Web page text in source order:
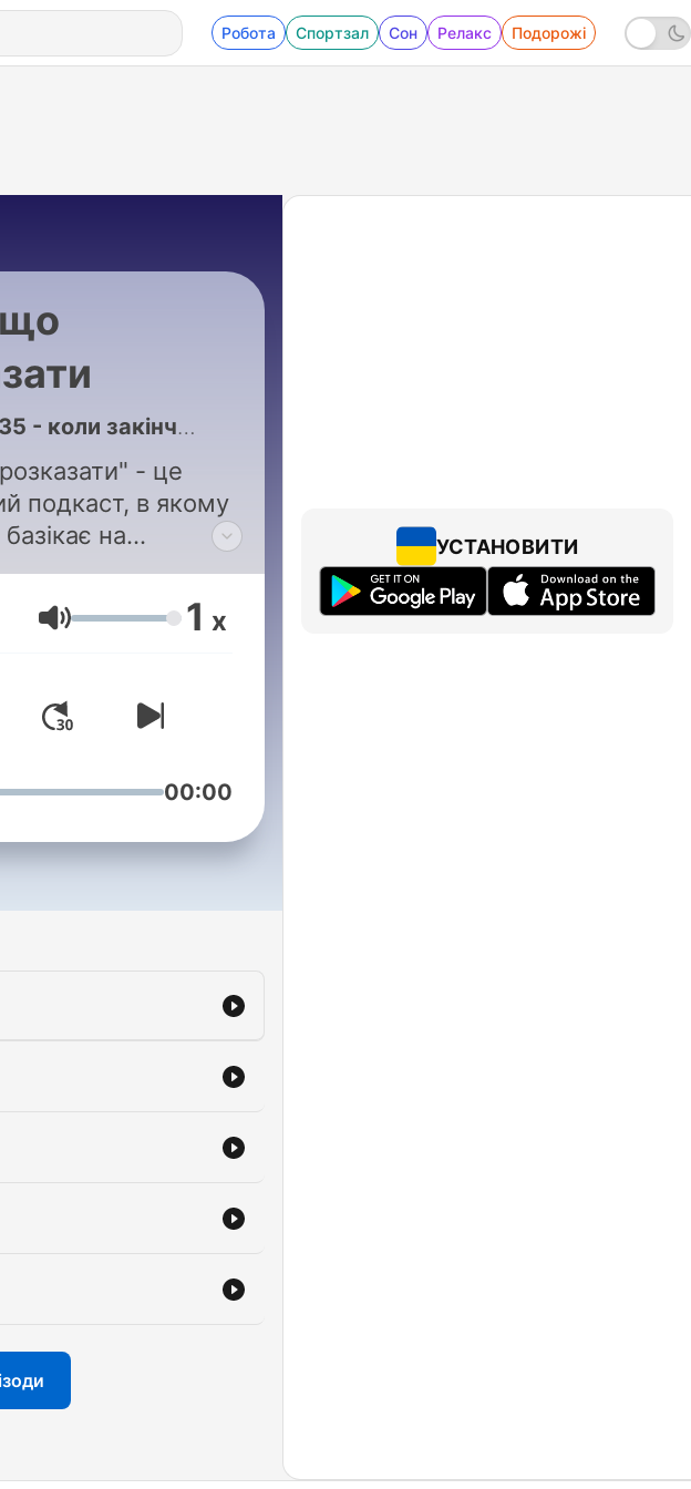
Робота Спортзал Сон Релакс Подорожі
35 - коли закінчиться гонка за крутістю
- це
подкаст, в якому
на
і не дуже теми, у
без будь-
в часі. тут
сподобатися
Гучність 1 x
00:00
УСТАНОВИТИ